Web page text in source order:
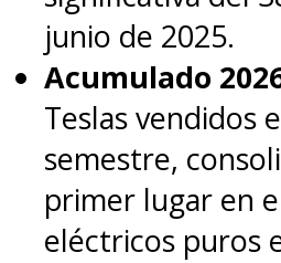
junio de 2025.
Acumulado
Teslas vendidos
semestre,
primer lugar en
eléctricos puros